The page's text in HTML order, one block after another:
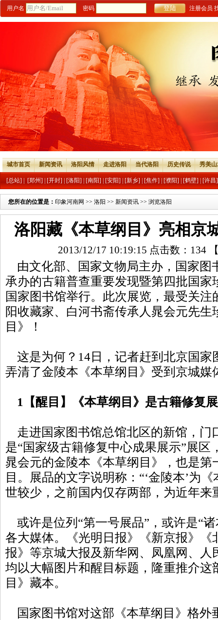
用户名 密码 注册会员
城市首页 新闻资讯 洛阳风情 走进洛阳 当代洛阳 历史传说 秀美
[总站] [郑州] [开封] [洛阳] [南阳] [安阳] [新乡] [焦作] [濮阳] [鹤壁] [许昌]
您所在的位置是： 印象河南网 >> 洛阳 >> 新闻资讯 >> 浏览洛阳
洛阳藏《本草纲目》亮相京
2013/12/17 10:19:15 点击数： 134
由文化部、国家文物局主办，国家图
承办的古籍普查重要发现暨第四批国家
国家图书馆举行。此次展览，最受关
阳收藏家、白河书斋传承人晁会元先
目》！
这是为何？14日，记者赶到北京国家
弄清了金陵本《本草纲目》受到京城媒
1【醒目】《本草纲目》是古籍修复
走进国家图书馆总馆北区的新馆，门
是“国家级古籍修复中心成果展示”展区
晁会元的金陵本《本草纲目》，也是第
目。展品的文字说明称：“‘金陵本’为
世较少，之前国内仅存两部，为近年来
或许是位列“第一号展品”，或许是“
各大媒体。《光明日报》《新京报》《
报》等京城大报及新华网、凤凰网、人
均以大幅图片和醒目标题，隆重推介这
目》藏本。
国家图书馆对这部《本草纲目》格外